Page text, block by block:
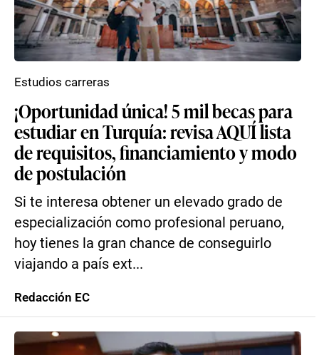
¡Oportunidad única! 5 mil becas para
estudiar en Turquía: revisa AQUÍ lista
de requisitos, financiamiento y modo
de postulación
Si te interesa obtener un elevado grado de
especialización como profesional peruano,
hoy tienes la gran chance de conseguirlo
viajando a país ext...
Estudios carreras
Redacción EC